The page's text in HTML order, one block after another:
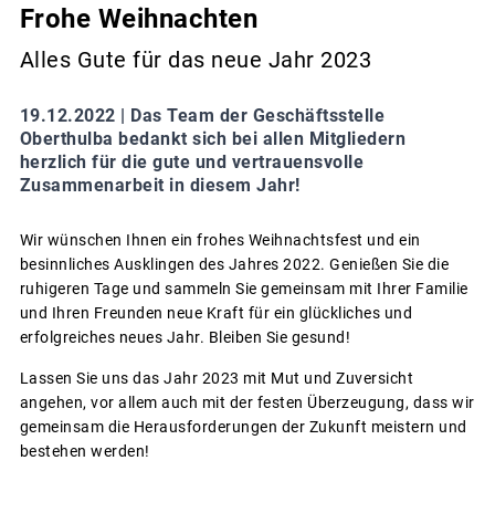
Frohe Weihnachten
Alles Gute für das neue Jahr 2023
19.12.2022 | Das Team der Geschäftsstelle
Oberthulba bedankt sich bei allen Mitgliedern
herzlich für die gute und vertrauensvolle
Zusammenarbeit in diesem Jahr!
Wir wünschen Ihnen ein frohes Weihnachtsfest und ein
besinnliches Ausklingen des Jahres 2022. Genießen Sie die
ruhigeren Tage und sammeln Sie gemeinsam mit Ihrer Familie
und Ihren Freunden neue Kraft für ein glückliches und
erfolgreiches neues Jahr. Bleiben Sie gesund!
Lassen Sie uns das Jahr 2023 mit Mut und Zuversicht
angehen, vor allem auch mit der festen Überzeugung, dass wir
gemeinsam die Herausforderungen der Zukunft meistern und
bestehen werden!